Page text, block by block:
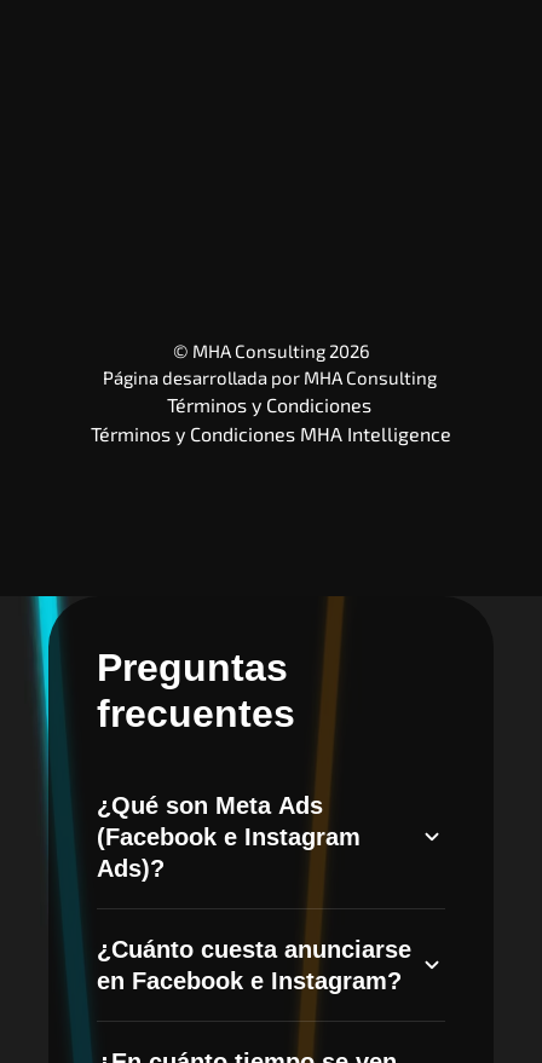
Preguntas
frecuentes
¿Qué son Meta Ads
(Facebook e Instagram
Ads)?
Meta para mostrar anuncios en
Facebook, Instagram, Messenger y
¿Cuánto cuesta anunciarse
en Facebook e Instagram?
© MHA Consulting 2026
Página desarrollada por MHA Consulting
Términos y Condiciones MHA Intelligence
Términos y Condiciones